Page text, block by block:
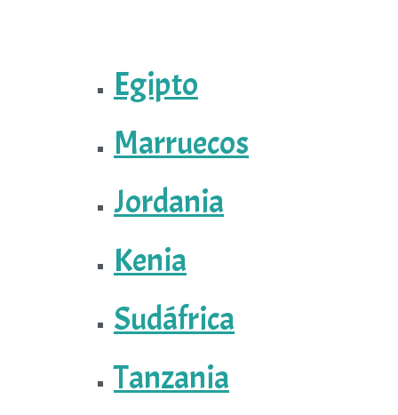
Egipto
Marruecos
Jordania
Kenia
Sudáfrica
Tanzania